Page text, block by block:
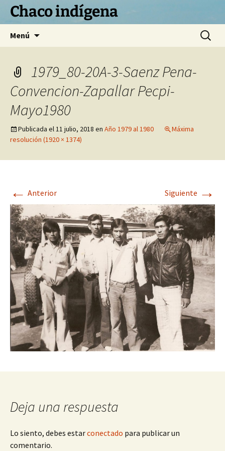
Chaco indígena
Menú Buscar:
1979_80-20A-3-Saenz Pena-
Convencion-Zapallar Pecpi-
Mayo1980
Publicada el11 julio, 2018 en Año 1979 al 1980
Máxima
resolución (1920 × 1374)
← Anterior Siguiente →
Deja una respuesta
Lo siento, debes estarconectado para publicar un
comentario.